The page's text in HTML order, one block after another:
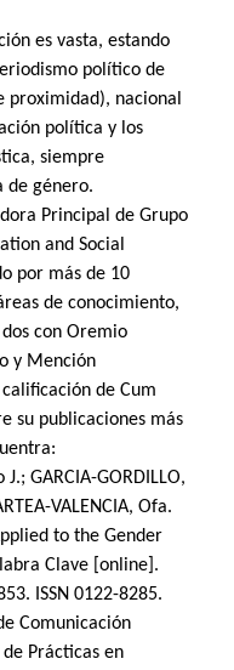
es vasta, estando
político de
nacional
política y los
siempre
de género.
Principal de Grupo
and Social
por más de 10
de conocimiento,
con Oremio
y Mención
de Cum
su publicaciones más
GARCIA-GORDILLO,
VALENCIA, Ofa.
to the Gender
Clave [online].
ISSN 0122-8285.
Comunicación
Prácticas en